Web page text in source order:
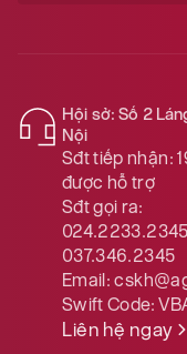
Hội sở: Số 2
Nội
Sđt tiếp nhận:
được hỗ trợ
Sđt gọi ra:
037.346.2345
Email:
Swift Code:
Liên hệ ngay